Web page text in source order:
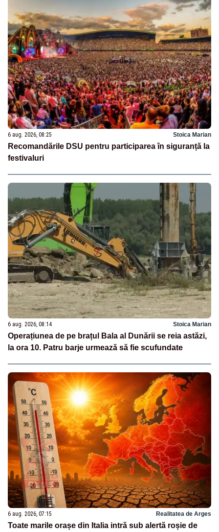
6 aug. 2026, 08:25 Stoica Marian
Recomandările DSU pentru participarea în siguranță la
festivaluri
6 aug. 2026, 08:14 Stoica Marian
Operațiunea de pe brațul Bala al Dunării se reia astăzi,
la ora 10. Patru barje urmează să fie scufundate
6 aug. 2026, 07:15 Realitatea de Arges
Toate marile orașe din Italia intră sub alertă roșie de